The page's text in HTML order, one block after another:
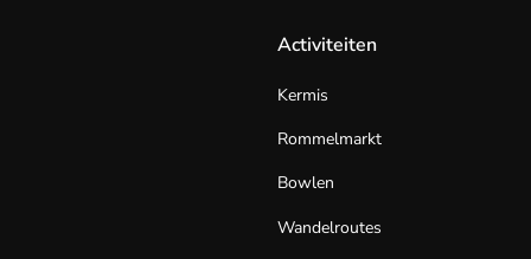
Activiteiten
Kermis
Rommelmarkt
Bowlen
Wandelroutes